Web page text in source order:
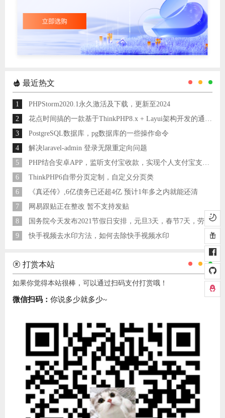
最近热文
1
PHPStorm2020.1永久激活及下载，更新至2024
2
3
PostgreSQL数据库，pg数据库的一些操作命令
4
解决laravel-admin 登录无限重定向问题
5
6
ThinkPHP6自带分页定制，自定义分页类
6
《真还传》,6亿债务已还超4亿 预计1年多之内就能还清
7
网易跟贴正在整改 暂不支持发贴
8
国务院今天发布2021节假日安排，元旦3天，春节7天，劳动节5天
9
快手视频去水印方法，如何去除快手视频水印
打赏本站
如果你觉得本站很棒，可以通过扫码支付打赏哦！
微信扫码： 你说多少就多少~